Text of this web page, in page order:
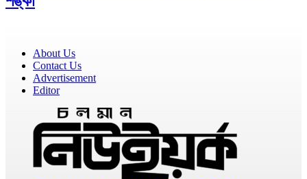
About Us
Contact Us
Advertisement
Editor